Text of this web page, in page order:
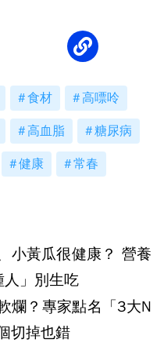
食材 高嘌呤
高血脂 糖尿病
健康 常春
小黃瓜很健康？ 營養
人」別生吃
爛？專家點名「3大N
切掉也錯